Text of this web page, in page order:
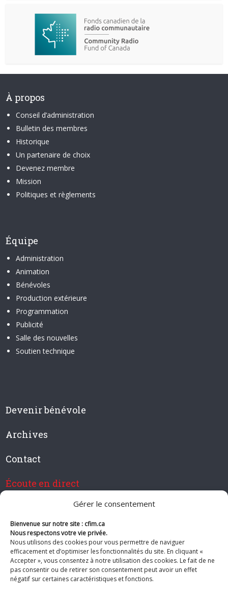
Gérer le consentement
Bienvenue sur notre site : cfim.ca
Nous respectons votre vie privée.
Nous utilisons des cookies pour vous permettre de naviguer
efficacement et d’optimiser les fonctionnalités du site. En cliquant «
Accepter », vous consentez à notre utilisation des cookies. Le fait de ne
pas consentir ou de retirer son consentement peut avoir un effet
négatif sur certaines caractéristiques et fonctions.
À propos
Conseil d’administration
Bulletin des membres
Historique
Un partenaire de choix
Devenez membre
Mission
Politiques et règlements
Équipe
Administration
Animation
Bénévoles
Production extérieure
Programmation
Publicité
Salle des nouvelles
Soutien technique
Devenir bénévole
Archives
Contact
Écoute en direct
Devenir membre de CFIM
Suivez-nous